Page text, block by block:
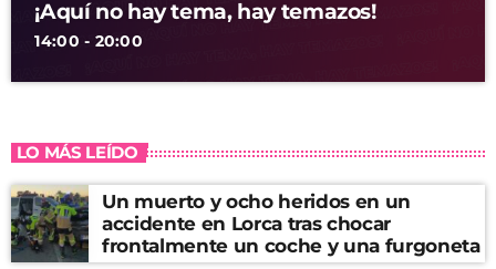
¡Aquí no hay tema, hay temazos!
14:00 - 20:00
LO MÁS LEÍDO
Un muerto y ocho heridos en un
accidente en Lorca tras chocar
frontalmente un coche y una furgoneta